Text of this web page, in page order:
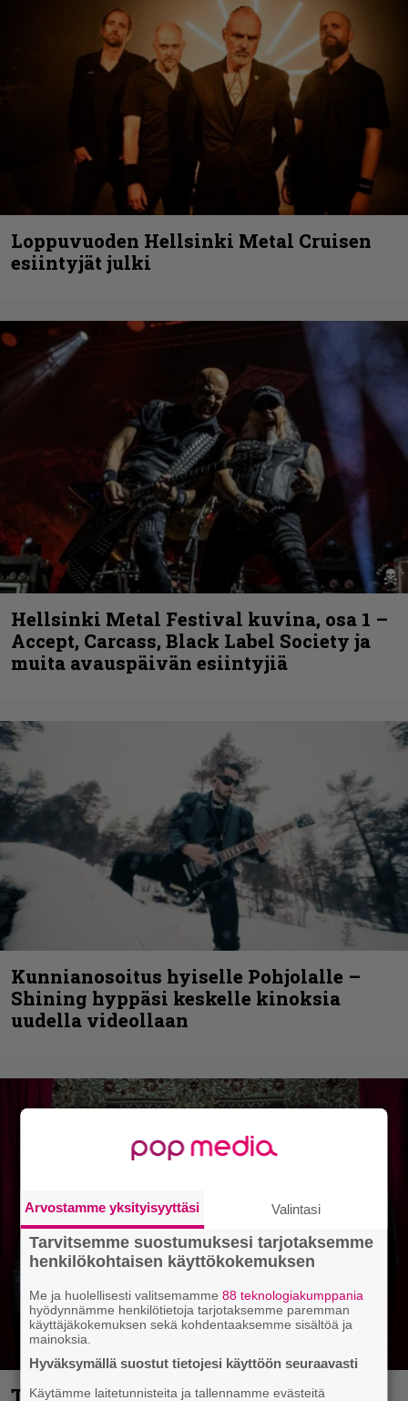
Loppuvuoden Hellsinki Metal Cruisen
esiintyjät julki
Hellsinki Metal Festival kuvina, osa 1 –
Accept, Carcass, Black Label Society ja
muita avauspäivän esiintyjiä
Kunnianosoitus hyiselle Pohjolalle –
Shining hyppäsi keskelle kinoksia
uudella videollaan
Thrash ’n’ roll -yhtye Madred ryydittää
Arvostamme yksityisyyttäsi Valintasi
Tarvitsemme suostumuksesi tarjotaksemme
henkilökohtaisen käyttökokemuksen
Me ja huolellisesti valitsemamme88 teknologiakumppania
hyödynnämme henkilötietoja tarjotaksemme paremman
käyttäjäkokemuksen sekä kohdentaaksemme sisältöä ja
mainoksia.
Hyväksymällä suostut tietojesi käyttöön seuraavasti
Käytämme laitetunnisteita ja tallennamme evästeitä